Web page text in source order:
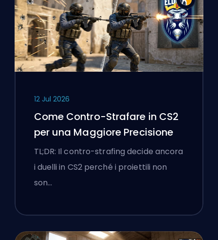
12 Jul 2026
Come Contro-Strafare in CS2
per una Maggiore Precisione
TL;DR: Il contro-strafing decide ancora
i duelli in CS2 perché i proiettili non
son…